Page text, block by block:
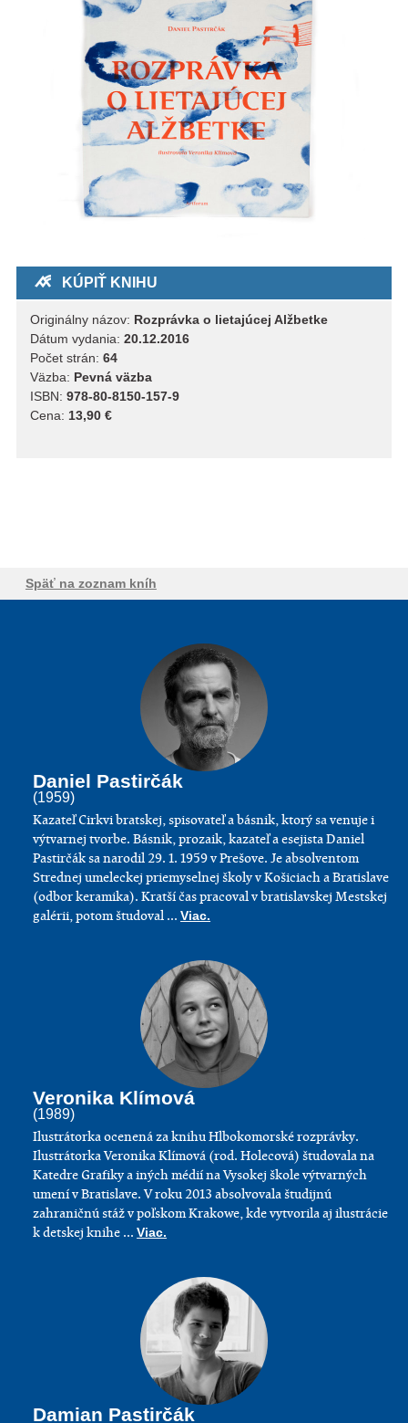
KÚPIŤ KNIHU
Originálny názov: Rozprávka o lietajúcej Alžbetke
Dátum vydania: 20.12.2016
Počet strán: 64
Väzba: Pevná väzba
ISBN: 978-80-8150-157-9
Cena: 13,90 €
Späť na zoznam kníh
Daniel Pastirčák
(1959)
Kazateľ Cirkvi bratskej, spisovateľ a básnik, ktorý sa venuje i
výtvarnej tvorbe. Básnik, prozaik, kazateľ a esejista Daniel
Pastirčák sa narodil 29. 1. 1959 v Prešove. Je absolventom
Strednej umeleckej priemyselnej školy v Košiciach a Bratislave
(odbor keramika). Kratší čas pracoval v bratislavskej Mestskej
galérii, potom študoval ...Viac.
Veronika Klímová
(1989)
Ilustrátorka ocenená za knihu Hlbokomorské rozprávky.
Ilustrátorka Veronika Klímová (rod. Holecová) študovala na
Katedre Grafiky a iných médií na Vysokej škole výtvarných
umení v Bratislave. V roku 2013 absolvovala študijnú
zahraničnú stáž v poľskom Krakowe, kde vytvorila aj ilustrácie
k detskej knihe ...Viac.
Damian Pastirčák